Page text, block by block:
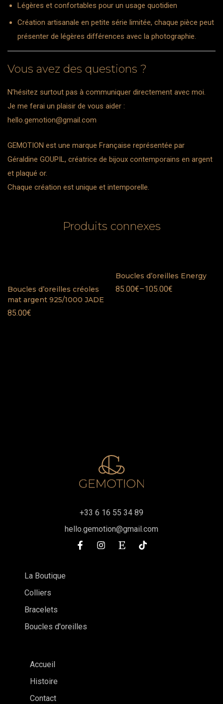
Légères et confortables pour un usage quotidien
Création artisanale en petite série limitée, chaque pièce peut
présenter de légères différences avec la photographie.
Vous avez des questions ?
N’hésitez surtout pas à communiquer directement avec moi.
Je me ferai un plaisir de vous aider :
hello.gemotion@gmail.com
GEMOTION est une marque Française représentée par
Géraldine GOUPIL, créatrice de bijoux contemporains en argent
et plaqué or.
Chaque création est unique et intemporelle.
Produits connexes
Boucles d’oreilles créoles
mat argent 925/1000 JADE
85.00€
Boucles d’oreilles Energy
85.00€–105.00€
+33 6 16 55 34 89
hello.gemotion@gmail.com
La Boutique
Colliers
Bracelets
Boucles d'oreilles
Accueil
Histoire
Contact